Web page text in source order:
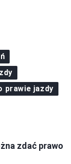
prawie jazdy
zdać prawo